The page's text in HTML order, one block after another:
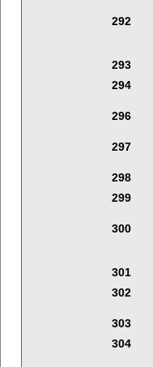
292
293
294
296
297
298
299
300
301
302
303
304